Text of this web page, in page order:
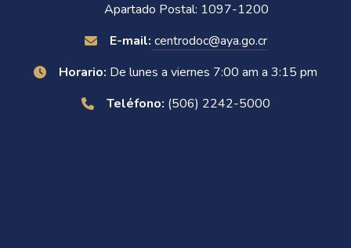
Apartado Postal: 1097-1200
E-mail: centrodoc@aya.go.cr
Horario: De lunes a viernes 7:00 am a 3:15 pm
Teléfono: (506) 2242-5000